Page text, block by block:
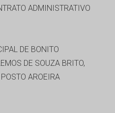
ADMINISTRATIVO
DE BONITO
DE SOUZA BRITO,
AROEIRA